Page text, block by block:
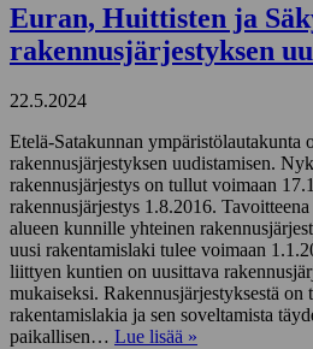
Euran, Huittisten ja
rakennusjärjestyksen
22.5.2024
Etelä-Satakunnan ympäristölautakunta
rakennusjärjestyksen uudistamisen.
rakennusjärjestys on tullut voimaan
rakennusjärjestys 1.8.2016.
alueen kunnille yhteinen
uusi rakentamislaki tulee voimaan
liittyen kuntien on uusittava
mukaiseksi. Rakennusjärjestyksestä on
rakentamislakia ja sen soveltamista
paikallisen… Lue lisää »